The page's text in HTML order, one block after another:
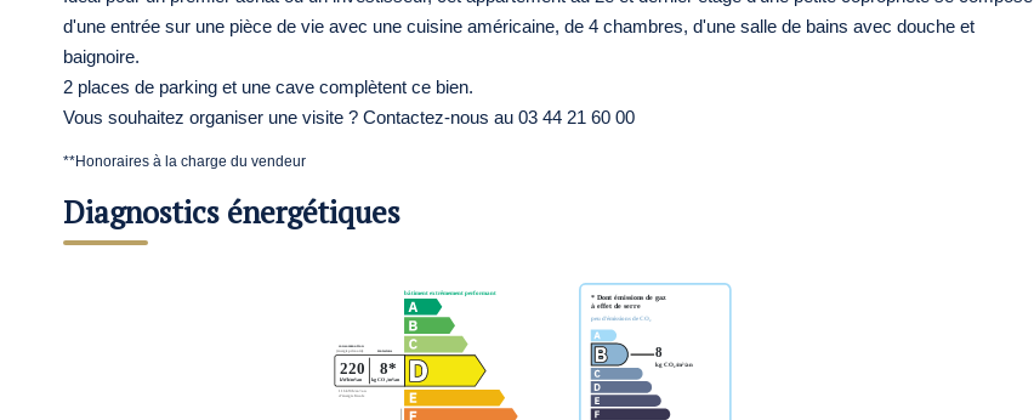
d'une entrée sur une pièce de vie avec une cuisine américaine, de 4 chambres, d'une salle de bains avec douche et
baignoire.
2 places de parking et une cave complètent ce bien.
Vous souhaitez organiser une visite ? Contactez-nous au 03 44 21 60 00
**Honoraires à la charge du vendeur
Diagnostics énergétiques